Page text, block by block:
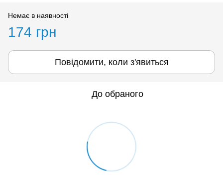
Немає в наявності
174 грн
Повідомити, коли з'явиться
До обраного